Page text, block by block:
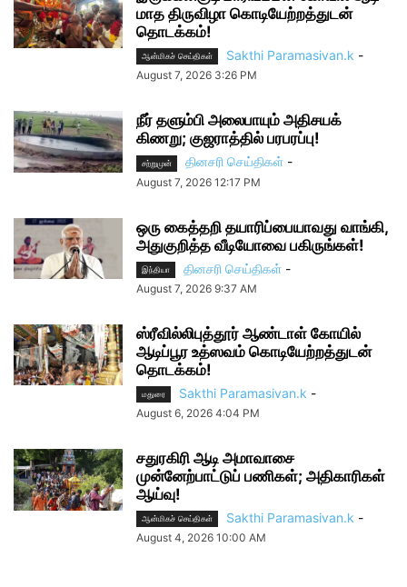
மாத திருவிழா கொடியேற்றத்துடன்
தொடக்கம்!
ஆன்மிகச் செய்திகள் Sakthi Paramasivan.k -
August 7, 2026 3:26 PM
நீர் தளும்பி அலைபாயும் அதிசயக்
கிணறு; குஜராத்தில் பரபரப்பு!
சற்றுமுன் தினசரி செய்திகள் -
August 7, 2026 12:17 PM
ஒரு கைத்தறி தயாரிப்பையாவது வாங்கி,
அதுகுறித்த வீடியோவை பகிருங்கள்!
இந்தியா தினசரி செய்திகள் -
August 7, 2026 9:37 AM
ஸ்ரீவில்லிபுத்தூர் ஆண்டாள் கோயில்
ஆடிப்பூர உத்ஸவம் கொடியேற்றத்துடன்
தொடக்கம்!
மதுரை Sakthi Paramasivan.k -
August 6, 2026 4:04 PM
சதுரகிரி ஆடி அமாவாசை
முன்னேற்பாட்டுப் பணிகள்; அதிகாரிகள்
ஆய்வு!
ஆன்மிகச் செய்திகள் Sakthi Paramasivan.k -
August 4, 2026 10:00 AM